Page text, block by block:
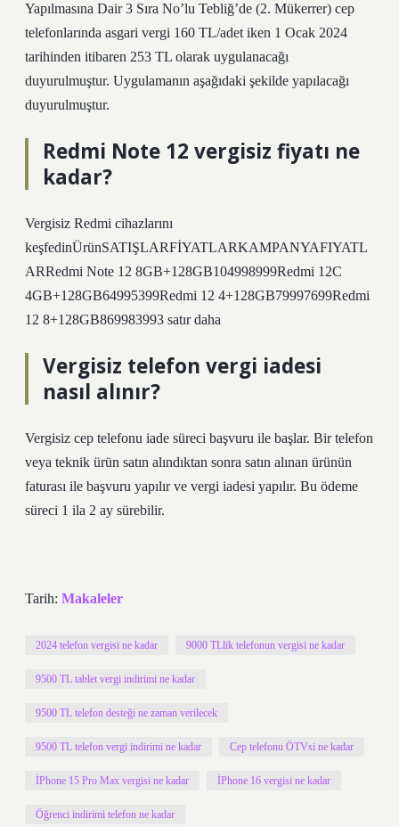
Yapılmasına Dair 3 Sıra No’lu Tebliğ’de (2. Mükerrer) cep
telefonlarında asgari vergi 160 TL/adet iken 1 Ocak 2024
tarihinden itibaren 253 TL olarak uygulanacağı
duyurulmuştur. Uygulamanın aşağıdaki şekilde yapılacağı
duyurulmuştur.
Redmi Note 12 vergisiz fiyatı ne
kadar?
Vergisiz Redmi cihazlarını
keşfedinÜrünSATIŞLARFİYATLARKAMPANYAFIYATL
ARRedmi Note 12 8GB+128GB104998999Redmi 12C
4GB+128GB64995399Redmi 12 4+128GB79997699Redmi
12 8+128GB869983993 satır daha
Vergisiz telefon vergi iadesi
nasıl alınır?
Vergisiz cep telefonu iade süreci başvuru ile başlar. Bir telefon
veya teknik ürün satın alındıktan sonra satın alınan ürünün
faturası ile başvuru yapılır ve vergi iadesi yapılır. Bu ödeme
süreci 1 ila 2 ay sürebilir.
Tarih: Makaleler
2024 telefon vergisi ne kadar 9000 TLlik telefonun vergisi ne kadar
9500 TL tablet vergi indirimi ne kadar
9500 TL telefon desteği ne zaman verilecek
9500 TL telefon vergi indirimi ne kadar Cep telefonu ÖTVsi ne kadar
İPhone 15 Pro Max vergisi ne kadar İPhone 16 vergisi ne kadar
Öğrenci indirimi telefon ne kadar